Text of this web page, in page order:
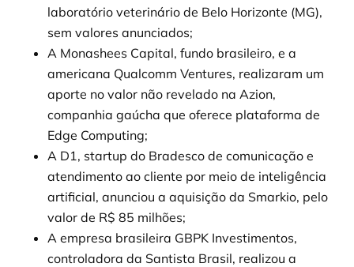
laboratório veterinário de Belo Horizonte (MG),
sem valores anunciados;
A Monashees Capital, fundo brasileiro, e a
americana Qualcomm Ventures, realizaram um
aporte no valor não revelado na Azion,
companhia gaúcha que oferece plataforma de
Edge Computing;
A D1, startup do Bradesco de comunicação e
atendimento ao cliente por meio de inteligência
artificial, anunciou a aquisição da Smarkio, pelo
valor de R$ 85 milhões;
A empresa brasileira GBPK Investimentos,
controladora da Santista Brasil, realizou a